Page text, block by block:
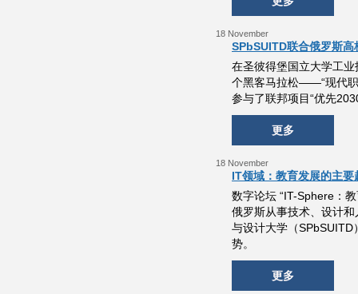
18 November
SPbSUITD联合俄罗斯
在圣彼得堡国立大学工
个黑客马拉松——“现代职
参与了联邦项目“优先
更多
18 November
IT领域：教育发展的主
数字论坛 “IT-Sphere：
俄罗斯从事技术、设计
与设计大学（
势。
更多